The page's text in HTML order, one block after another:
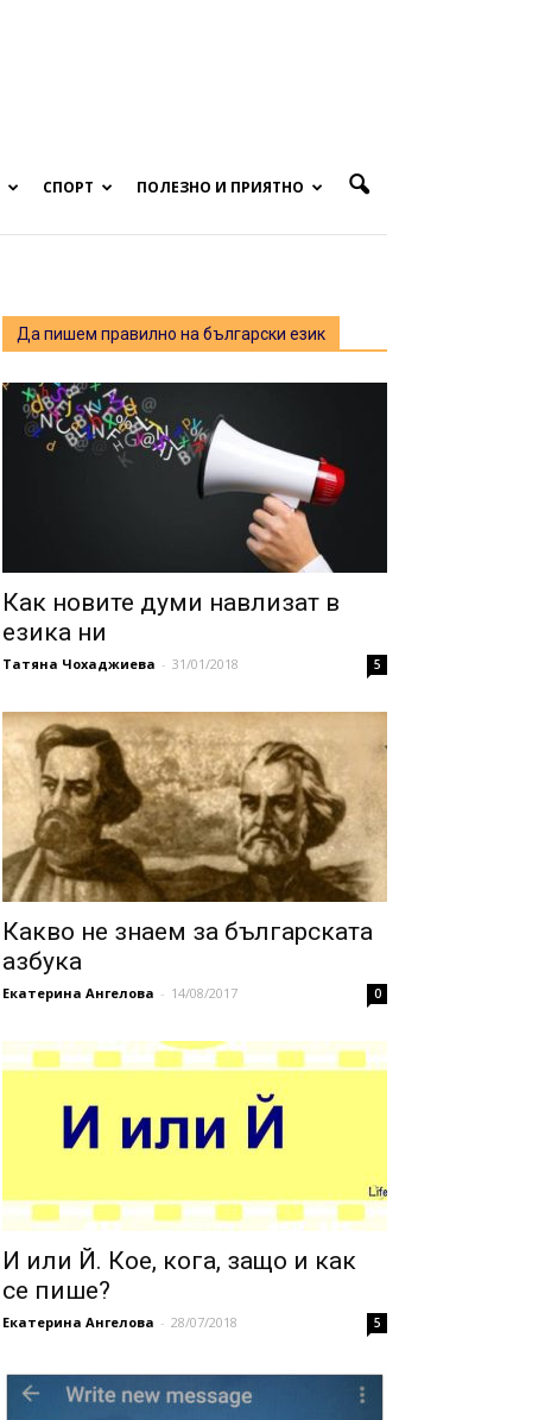
СПОРТ ПОЛЕЗНО И ПРИЯТНО
Да пишем правилно на български език
Как новите думи навлизат в
езика ни
Татяна Чохаджиева - 31/01/2018 5
Какво не знаем за българската
азбука
Екатерина Ангелова - 14/08/2017 0
И или Й. Кое, кога, защо и как
се пише?
Екатерина Ангелова - 28/07/2018 5